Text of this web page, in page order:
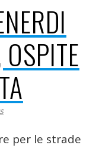
per le strade